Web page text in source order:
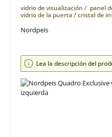
vidrio de visualización / panel
vidrio de la puerta / cristal de
Nordpeis
Omitir galería de imágenes
Lea la descripción del